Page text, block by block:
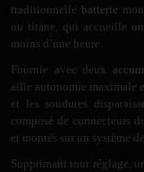
traditionnelle batterie
ou titane, qui accueille un
moins d’une heure.
Fournie avec deux
allie autonomie maximale
et les soudures
composé de connecteurs
et montés sur un système
Supprimant tout réglage,